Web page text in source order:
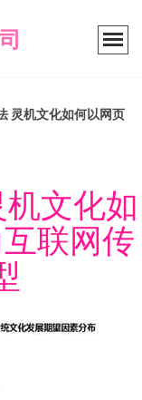
灵机文化如何以网页
文化如
联网传